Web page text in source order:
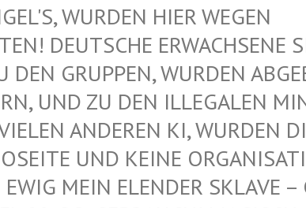
WURDEN HIER WEGEN M
DEUTSCHE ERWACHSENE
GRUPPEN, WURDEN
UND ZU DEN ILLEGALEN
ANDEREN KI, WURDEN
UND KEINE
MEIN ELENDER SKLAVE –